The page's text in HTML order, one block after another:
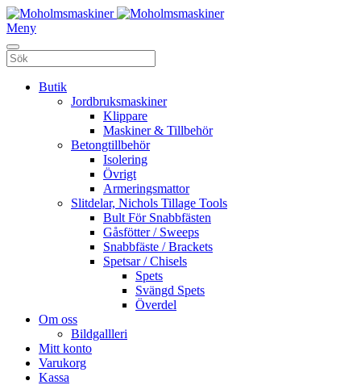
Meny
Butik
Jordbruksmaskiner
Klippare
Maskiner & Tillbehör
Betongtillbehör
Isolering
Övrigt
Armeringsmattor
Slitdelar, Nichols Tillage Tools
Bult För Snabbfästen
Gåsfötter / Sweeps
Snabbfäste / Brackets
Spetsar / Chisels
Spets
Svängd Spets
Överdel
Om oss
Bildgallleri
Mitt konto
Varukorg
Kassa